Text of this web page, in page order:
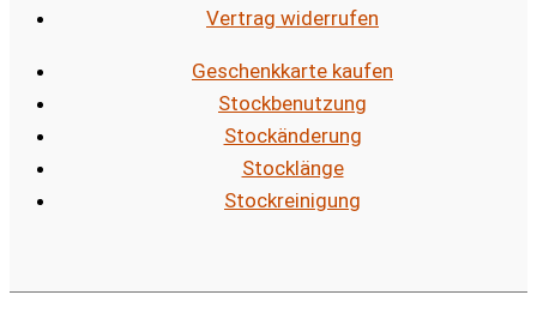
Vertrag widerrufen
Geschenkkarte kaufen
Stockbenutzung
Stockänderung
Stocklänge
Stockreinigung